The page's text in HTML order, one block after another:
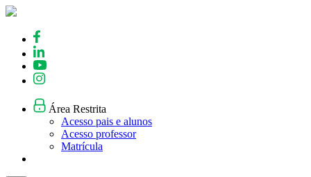
Skip
content
Área Restrita
Acesso pais e alunos
Acesso professor
Matrícula